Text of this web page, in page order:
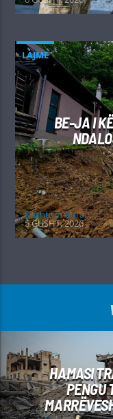
LAJME
BE-JA I
Kushtrim Guraj
5 GUSHT, 2026
HAMASI
PENGU